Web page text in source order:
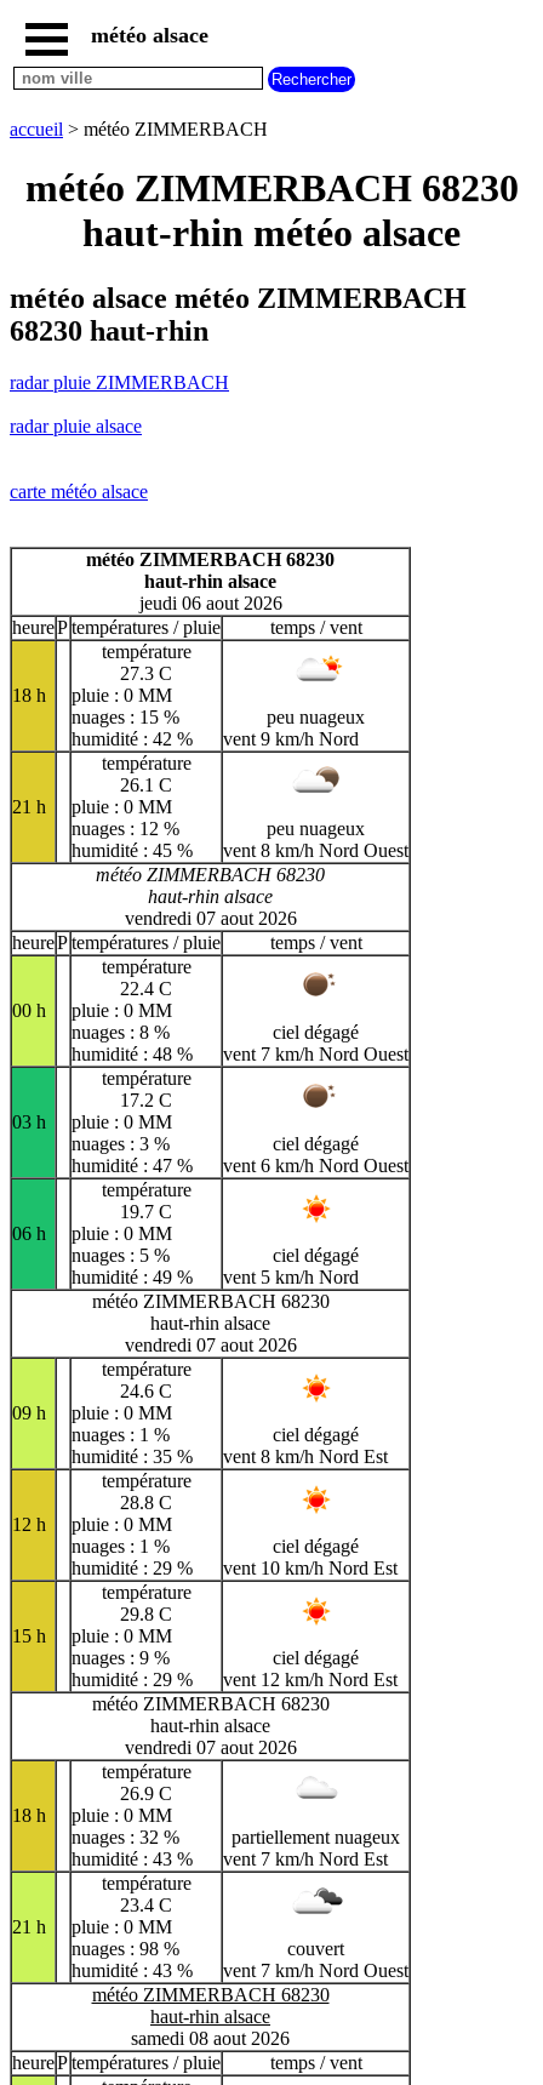
accueil
radar
ZIMMERBACH
météo
alsace
carte
météo
météo
H
I J K L M
N
T
U
V
W X Y Z
météo alsace
accueil > météo ZIMMERBACH
météo ZIMMERBACH 68230
haut-rhin météo alsace
météo alsace météo ZIMMERBACH
68230 haut-rhin
radar pluie ZIMMERBACH
radar pluie alsace
carte météo alsace
météo ZIMMERBACH 68230
haut-rhin alsace
jeudi 06 aout 2026
heurePtempératures / pluie temps / vent
18 h
température
27.3 C
pluie : 0 MM
nuages : 15 %
humidité : 42 %
peu nuageux
vent 9 km/h Nord
21 h
température
26.1 C
pluie : 0 MM
nuages : 12 %
humidité : 45 %
peu nuageux
vent 8 km/h Nord Ouest
météo ZIMMERBACH 68230
haut-rhin alsace
vendredi 07 aout 2026
heurePtempératures / pluie temps / vent
00 h
température
22.4 C
pluie : 0 MM
nuages : 8 %
humidité : 48 %
ciel dégagé
vent 7 km/h Nord Ouest
03 h
température
17.2 C
pluie : 0 MM
nuages : 3 %
humidité : 47 %
ciel dégagé
vent 6 km/h Nord Ouest
06 h
température
19.7 C
pluie : 0 MM
nuages : 5 %
humidité : 49 %
ciel dégagé
vent 5 km/h Nord
météo ZIMMERBACH 68230
haut-rhin alsace
vendredi 07 aout 2026
09 h
température
24.6 C
pluie : 0 MM
nuages : 1 %
humidité : 35 %
ciel dégagé
vent 8 km/h Nord Est
12 h
température
28.8 C
pluie : 0 MM
nuages : 1 %
humidité : 29 %
ciel dégagé
vent 10 km/h Nord Est
15 h
température
29.8 C
pluie : 0 MM
nuages : 9 %
humidité : 29 %
ciel dégagé
vent 12 km/h Nord Est
météo ZIMMERBACH 68230
haut-rhin alsace
vendredi 07 aout 2026
18 h
température
26.9 C
pluie : 0 MM
nuages : 32 %
humidité : 43 %
partiellement nuageux
vent 7 km/h Nord Est
21 h
température
23.4 C
pluie : 0 MM
nuages : 98 %
humidité : 43 %
couvert
vent 7 km/h Nord Ouest
météo ZIMMERBACH 68230
haut-rhin alsace
samedi 08 aout 2026
heurePtempératures / pluie temps / vent